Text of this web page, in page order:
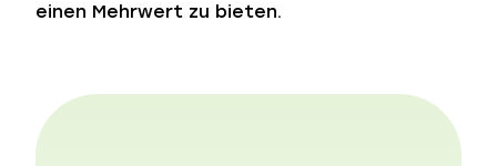
einen Mehrwert zu bieten.